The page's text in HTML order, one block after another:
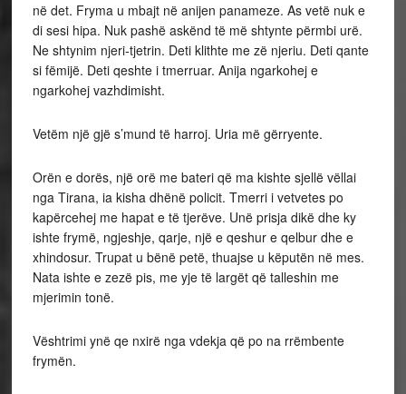
në det. Fryma u mbajt në anijen panameze. As vetë nuk e
di sesi hipa. Nuk pashë askënd të më shtynte përmbi urë.
Ne shtynim njeri-tjetrin. Deti klithte me zë njeriu. Deti qante
si fëmijë. Deti qeshte i tmerruar. Anija ngarkohej e
ngarkohej vazhdimisht.
Vetëm një gjë s’mund të harroj. Uria më gërryente.
Orën e dorës, një orë me bateri që ma kishte sjellë vëllai
nga Tirana, ia kisha dhënë policit. Tmerri i vetvetes po
kapërcehej me hapat e të tjerëve. Unë prisja dikë dhe ky
ishte frymë, ngjeshje, qarje, një e qeshur e qelbur dhe e
xhindosur. Trupat u bënë petë, thuajse u këputën në mes.
Nata ishte e zezë pis, me yje të largët që talleshin me
mjerimin tonë.
Vështrimi ynë qe nxirë nga vdekja që po na rrëmbente
frymën.